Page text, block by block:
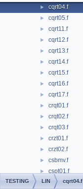
► cqrt04.f
► cqrt05.f
► cqrt11.f
► cqrt12.f
► cqrt13.f
► cqrt14.f
► cqrt15.f
► cqrt16.f
► cqrt17.f
► crqt01.f
► crqt02.f
► crqt03.f
► crzt01.f
► crzt02.f
► csbmv.f
► cspt01.f
► cspt02.f
TESTING LIN cqrt04.f